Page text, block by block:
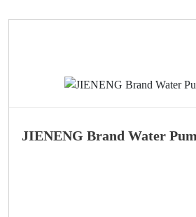
JIENENG Brand Water